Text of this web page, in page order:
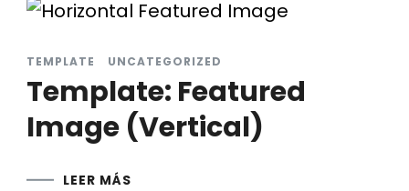
TEMPLATE UNCATEGORIZED
Template: Featured
Image (Vertical)
LEER MÁS